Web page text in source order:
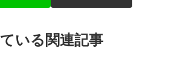
いる関連記事